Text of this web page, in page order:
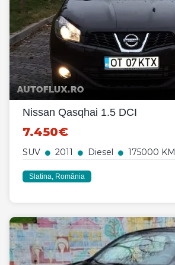
Nissan Qasqhai 1.5 DCI
7.450€
SUV 2011 Diesel 175000 KM
Slatina, România